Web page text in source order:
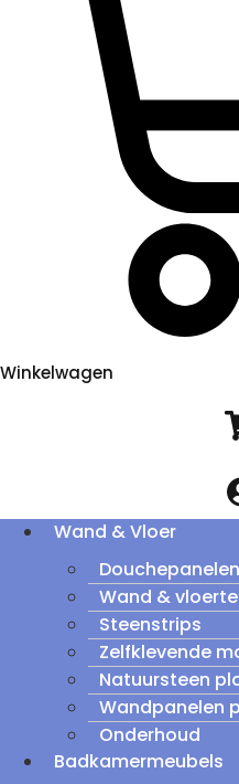
Winkelwagen
Wand & Vloer
Douchepanelen
Wand &
Steenstrips
Zelfklevende
Natuursteen
Wandpanelen
Onderhoud
Badkamermeubels